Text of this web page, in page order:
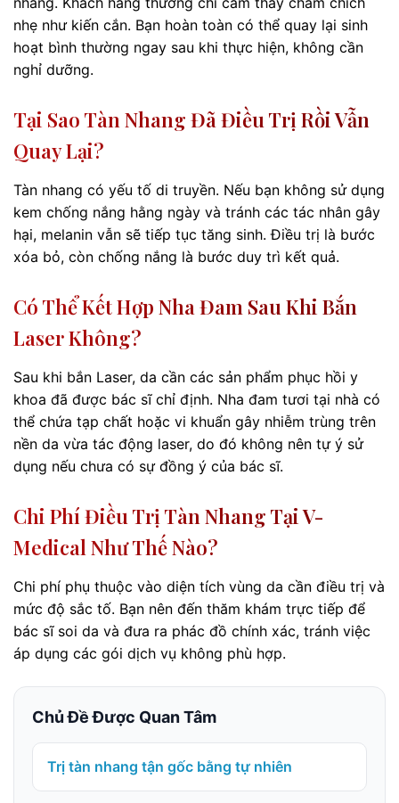
nhẹ như kiến cắn. Bạn hoàn toàn có thể quay lại sinh
hoạt bình thường ngay sau khi thực hiện, không cần
nghỉ dưỡng.
Tại Sao Tàn Nhang Đã Điều Trị Rồi Vẫn
Quay Lại?
Tàn nhang có yếu tố di truyền. Nếu bạn không sử dụng
kem chống nắng hằng ngày và tránh các tác nhân gây
hại, melanin vẫn sẽ tiếp tục tăng sinh. Điều trị là bước
xóa bỏ, còn chống nắng là bước duy trì kết quả.
Có Thể Kết Hợp Nha Đam Sau Khi Bắn
Laser Không?
Sau khi bắn Laser, da cần các sản phẩm phục hồi y
khoa đã được bác sĩ chỉ định. Nha đam tươi tại nhà có
thể chứa tạp chất hoặc vi khuẩn gây nhiễm trùng trên
nền da vừa tác động laser, do đó không nên tự ý sử
dụng nếu chưa có sự đồng ý của bác sĩ.
Chi Phí Điều Trị Tàn Nhang Tại V-
Medical Như Thế Nào?
Chi phí phụ thuộc vào diện tích vùng da cần điều trị và
mức độ sắc tố. Bạn nên đến thăm khám trực tiếp để
bác sĩ soi da và đưa ra phác đồ chính xác, tránh việc
áp dụng các gói dịch vụ không phù hợp.
Chủ Đề Được Quan Tâm
Trị tàn nhang tận gốc bằng tự nhiên